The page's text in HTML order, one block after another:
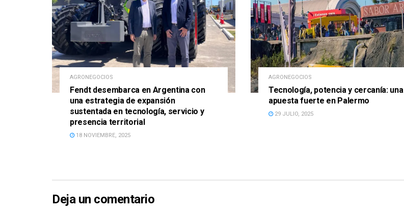
AGRONEGOCIOS
Fendt desembarca en Argentina con
una estrategia de expansión
sustentada en tecnología, servicio y
presencia territorial
18 NOVIEMBRE, 2025
AGRONEGOCIOS
Tecnología, potencia y cercanía: una
apuesta fuerte en Palermo
29 JULIO, 2025
Deja un comentario